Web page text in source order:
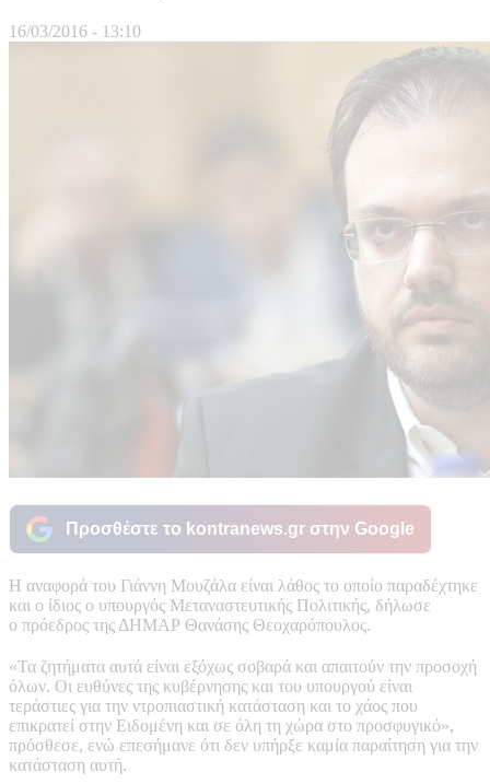
16/03/2016 - 13:10
Προσθέστε το kontranews.gr στην Google
Η αναφορά του Γιάννη Μουζάλα είναι λάθος το οποίο παραδέχτηκε
και ο ίδιος ο υπουργός Μεταναστευτικής Πολιτικής, δήλωσε
ο πρόεδρος της ΔHΜΑΡ Θανάσης Θεοχαρόπουλος.
«Τα ζητήματα αυτά είναι εξόχως σοβαρά και απαιτούν την προσοχή
όλων. Οι ευθύνες της κυβέρνησης και του υπουργού είναι
τεράστιες για την ντροπιαστική κατάσταση και το χάος που
επικρατεί στην Ειδομένη και σε όλη τη χώρα στο προσφυγικό»,
πρόσθεσε, ενώ επεσήμανε ότι δεν υπήρξε καμία παραίτηση για την
κατάσταση αυτή.